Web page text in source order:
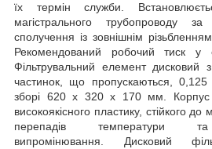
їх термін служби.
магістрального трубопроводу
сполучення із зовнішнім
Рекомендований робочий тиск у
Фільтрувальний елемент дисковий
частинок, що пропускаються,
зборі 620 х 320 х 170 мм. Корпус
високоякісного пластику, стійкого
перепадів температури та
випромінювання. Дисковий